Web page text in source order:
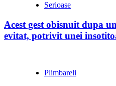
Serioase
Acest gest obisnuit dupa
evitat, potrivit unei
Plimbareli